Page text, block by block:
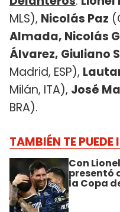
MLS), Nicolás Paz
Almada, Nicolás
Álvarez, Giuliano
Madrid, ESP),
Milán, ITA), José
BRA).
TAMBIÉN TE PUEDE
Con
presentó
la Copa